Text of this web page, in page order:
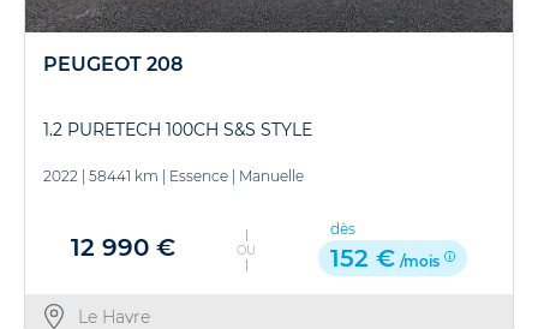
PEUGEOT 208
1.2 PURETECH 100CH S&S STYLE
2022 | 58441 km | Essence | Manuelle
12 990 € OU
dès
152 € /mois
Le Havre